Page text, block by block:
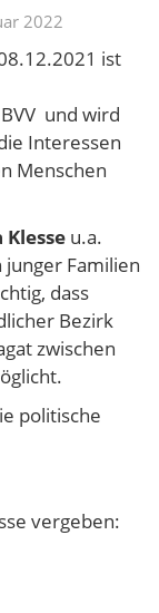
2022
ist
und wird
Interessen
Menschen
u.a.
Familien
dass
Bezirk
zwischen
politische
vergeben: